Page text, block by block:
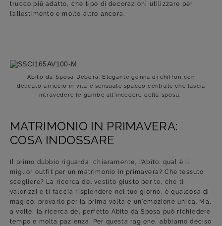
trucco più adatto, che tipo di decorazioni utilizzare per
l’allestimento e molto altro ancora.
Abito da Sposa Debora. Elegante gonna di chiffon con
delicato arriccio in vita e sensuale spacco centrale che lascia
intravedere le gambe all'incedere della sposa.
MATRIMONIO IN PRIMAVERA:
COSA INDOSSARE
Il primo dubbio riguarda, chiaramente, l’Abito: qual è il
miglior outfit per un matrimonio in primavera? Che tessuto
scegliere? La ricerca del vestito giusto per te, che ti
valorizzi e ti faccia risplendere nel tuo giorno, è qualcosa di
magico; provarlo per la prima volta è un'emozione unica. Ma,
a volte, la ricerca del perfetto Abito da Sposa può richiedere
tempo e molta pazienza. Per questa ragione, abbiamo deciso